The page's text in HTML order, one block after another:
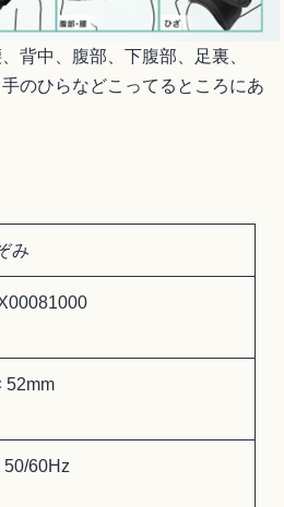
背中、腹部、下腹部、足裏、
のひらなどこってるところにあ
み
52mm
60Hz